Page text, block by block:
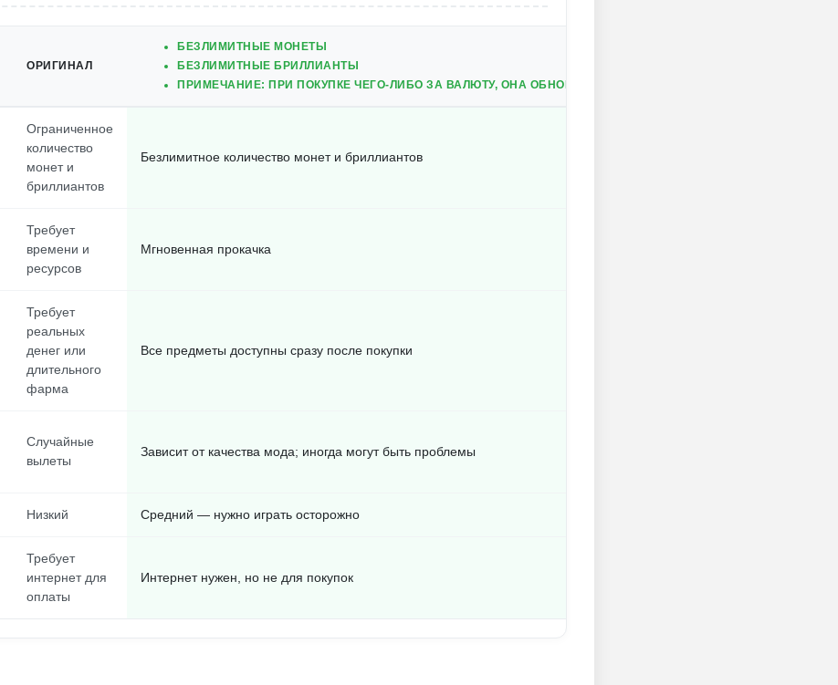
ОРИГИНАЛ
БЕЗЛИМИТНЫЕ МОНЕТЫ
БЕЗЛИМИТНЫЕ БРИЛЛИАНТЫ
ПРИМЕЧАНИЕ: ПРИ ПОКУПКЕ ЧЕГО-ЛИБО ЗА ВАЛЮТУ, ОНА ОБНОВЛЯЕТСЯ.
Ограниченное
количество
монет и
бриллиантов
Безлимитное количество монет и бриллиантов
Требует
времени и
ресурсов
Мгновенная прокачка
Требует
реальных
денег или
длительного
фарма
Все предметы доступны сразу после покупки
Случайные
вылеты
Зависит от качества мода; иногда могут быть проблемы
Низкий Средний — нужно играть осторожно
Требует
интернет для
оплаты
Интернет нужен, но не для покупок